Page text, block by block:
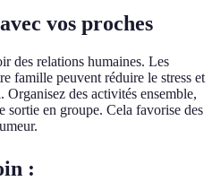
vos proches
des relations humaines. Les
famille peuvent réduire le stress et
des activités ensemble,
sortie en groupe. Cela favorise des
: